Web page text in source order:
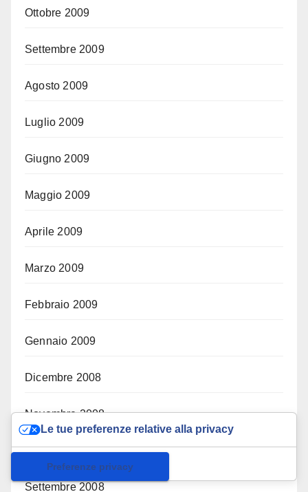
Ottobre 2009
Settembre 2009
Agosto 2009
Luglio 2009
Giugno 2009
Maggio 2009
Aprile 2009
Marzo 2009
Febbraio 2009
Gennaio 2009
Dicembre 2008
Novembre 2008
Ottobre 2008
Settembre 2008
Le tue preferenze relative alla privacy
Informativa sulla raccolta